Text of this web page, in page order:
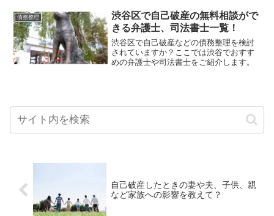
債務整理
渋谷区で自己破産の無料相談がで
きる弁護士、司法書士一覧！
渋谷区で自己破産などの債務整理を検討
されていますか？ここでは渋谷でおすす
めの弁護士や司法書士をご紹介します。
自己破産したときの妻や夫、子供、親
など家族への影響を教えて？